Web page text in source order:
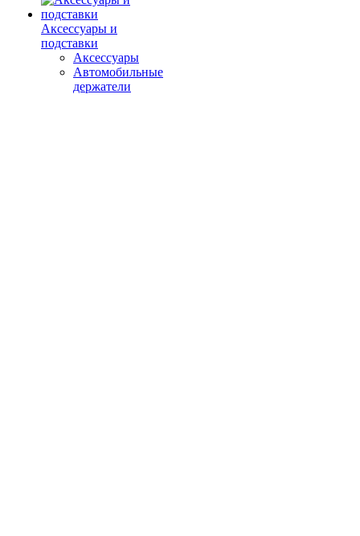
Аксессуары и
подставки
Аксессуары
Автомобильные
держатели